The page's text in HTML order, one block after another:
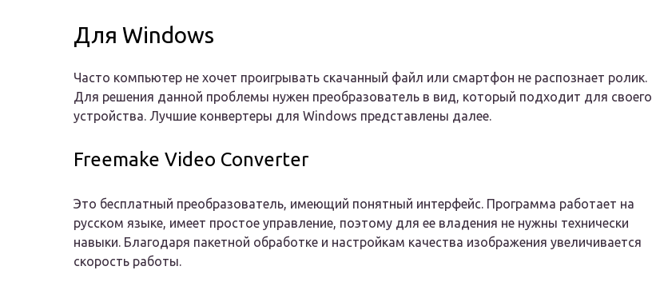
Для Windows
Часто компьютер не хочет проигрывать скачанный файл или смартфон не распознает ролик.
Для решения данной проблемы нужен преобразователь в вид, который подходит для своего
устройства. Лучшие конвертеры для Windows представлены далее.
Freemake Video Converter
Это бесплатный преобразователь, имеющий понятный интерфейс. Программа работает на
русском языке, имеет простое управление, поэтому для ее владения не нужны технически
навыки. Благодаря пакетной обработке и настройкам качества изображения увеличивается
скорость работы.